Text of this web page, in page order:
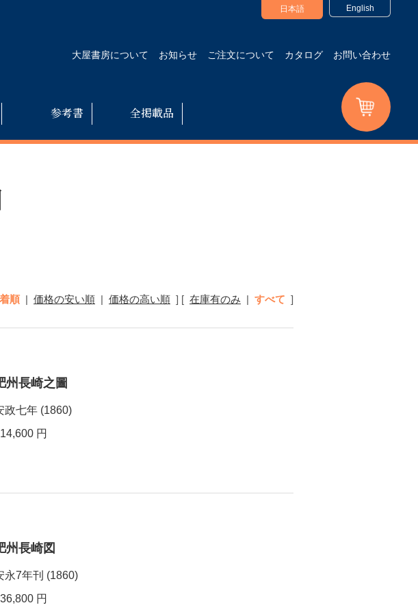
日本語 English
大屋書房について お知らせ ご注文について カタログ お問い合わせ
参考書 全掲載品
順 | 価格の安い順 | 価格の高い順 ] [ 在庫有のみ | すべて ]
州長崎之圖
政七年 (1860)
円
州長崎図
永7年刊 (1860)
円